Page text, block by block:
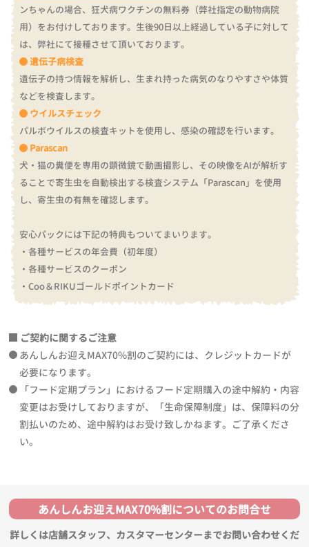
ンちゃんの場合、狂犬病ワクチンの無料券（弊社指定の動物病院
用）をお付けしております。 生後90日以上経過している子に対して
は、弊社にて接種させて頂いております。
遺伝子病検査
遺伝子の持つ情報を解析し、生まれ持った病気のなりやすさや体質
などを検査します。
ウイルスチェック
パルボウイルスの検査キットを使用し、感染の確認を行います。
Parascan
犬・猫の糞便を専用の顕微鏡で動画撮影し、その映像をAIが解析す
ることで寄生虫を自動検出する検査システム「Parascan」を使用
し、寄生虫の有無を確認します。
安心パックには下記の特典もついてまいります。
・各種サービスの年会費（初年度）
・各種サービスのクーポン
・Coo＆RIKUゴールドポイントカード
ご契約に関するご注意
あんしんお迎えMAX70%割のご契約には、クレジットカードが
必要になります。
「フード定期プラン」におけるフード定期購入の途中解約・内容
変更はお受けしておりますが、「生命保障制度」は、保障料の分
割払いのため、途中解約はお受け致しかねます。ご了承くださ
い。
あんしんお迎えMAX70%割についてのお問合せ
詳しくは店舗スタッフ、カスタマーセンターまでお問い合わせくだ